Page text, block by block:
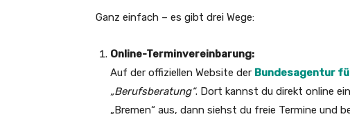
Ganz einfach – es gibt drei Wege:
Online-Terminvereinbarung:
Auf der offiziellen Website der Bundesagentur
„Berufsberatung“. Dort kannst du direkt online
„Bremen“ aus, dann siehst du freie Termine und